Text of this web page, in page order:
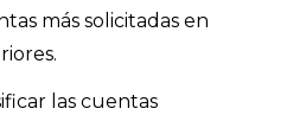
más solicitadas en
las cuentas